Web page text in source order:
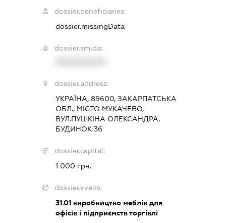
dossier.beneficiaries:
dossier.missingData
dossier.smida:
dossier.address:
УКРАЇНА, 89600, ЗАКАРПАТСЬКА
ОБЛ., МІСТО МУКАЧЕВО,
ВУЛ.ПУШКІНА ОЛЕКСАНДРА,
БУДИНОК 36
dossier.capital:
1 000 грн.
dossier.kveds:
31.01виробництво меблів для
офісів і підприємств торгівлі